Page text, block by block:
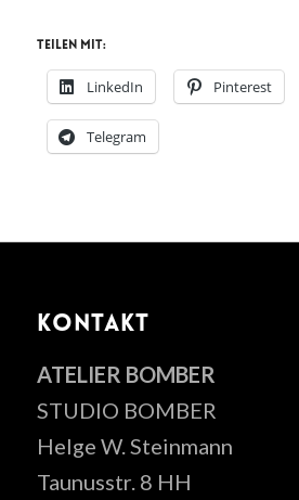
Teilen mit:
LinkedIn Pinterest
Telegram
KONTAKT
ATELIER BOMBER
STUDIO BOMBER
Helge W. Steinmann
Taunusstr. 8 HH